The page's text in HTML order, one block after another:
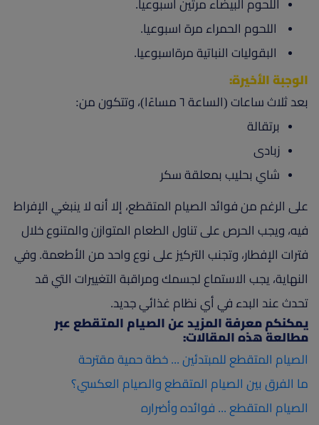
اللحوم البيضاء مرتين اسبوعيا.
اللحوم الحمراء مرة اسبوعيا.
البقوليات النباتية مرةاسبوعيا.
الوجبة الأخيرة:
بعد ثلاث ساعات (الساعة ٦ مساءًا)، وتتكون من:
برتقالة
زبادى
شاي بحليب بمعلقة سكر
على الرغم من فوائد الصيام المتقطع، إلا أنه لا ينبغي الإفراط
فيه، ويجب الحرص على تناول الطعام المتوازن والمتنوع خلال
فترات الإفطار، وتجنب التركيز على نوع واحد من الأطعمة. وفي
النهاية، يجب الاستماع لجسمك ومراقبة التغييرات التي قد
تحدث عند البدء في أي نظام غذائي جديد.
يمكنكم معرفة المزيد عن الصيام المتقطع عبر
مطالعة هذه المقالات:
الصيام المتقطع للمبتدئين ... خطة حمية مقترحة
ما الفرق بين الصيام المتقطع والصيام العكسي؟
الصيام المتقطع ... فوائده وأضراره